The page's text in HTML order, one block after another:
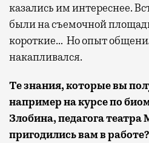
казались им интереснее.
были на съемочной
короткие… Но опыт
накапливался.
Те знания, которые вы
например на курсе по
Злобина, педагога театра
пригодились вам в